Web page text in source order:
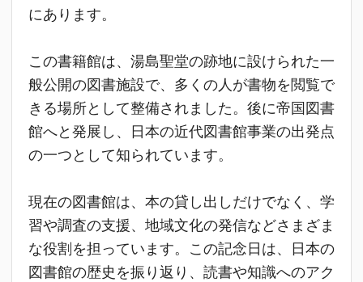
にあります。
この書籍館は、湯島聖堂の跡地に設けられた一
般公開の図書施設で、多くの人が書物を閲覧で
きる場所として整備されました。後に帝国図書
館へと発展し、日本の近代図書館事業の出発点
の一つとして知られています。
現在の図書館は、本の貸し出しだけでなく、学
習や調査の支援、地域文化の発信などさまざま
な役割を担っています。この記念日は、日本の
図書館の歴史を振り返り、読書や知識へのアク